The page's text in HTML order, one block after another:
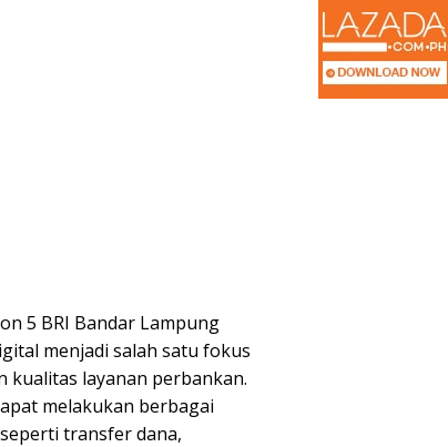
5 BRI Bandar Lampung
menjadi salah satu fokus
kualitas layanan perbankan.
melakukan berbagai
transfer dana,